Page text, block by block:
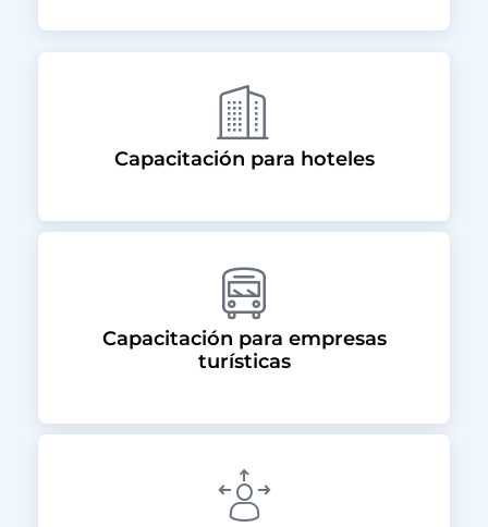
Capacitación para hoteles
Capacitación para empresas
turísticas